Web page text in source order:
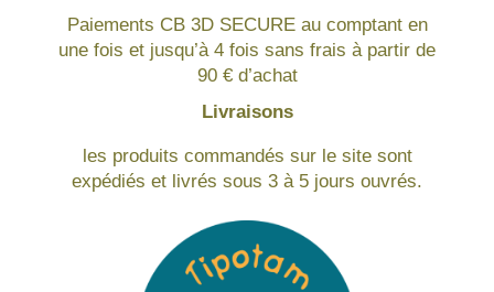
Paiements CB 3D SECURE au comptant en
une fois et jusqu’à 4 fois sans frais à partir de
90 € d’achat
Livraisons
les produits commandés sur le site sont
expédiés et livrés sous 3 à 5 jours ouvrés.